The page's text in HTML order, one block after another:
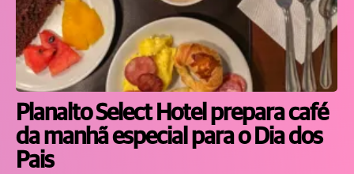
Planalto Select Hotel prepara café
da manhã especial para o Dia dos
Pais